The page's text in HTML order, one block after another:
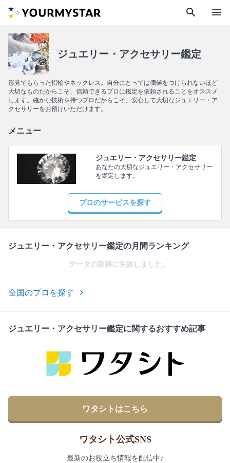
search menu
ジュエリー・アクセサリー鑑定
形見でもらった指輪やネックレス。自分にとっては価値をつけられないほど
大切なものだからこそ、信頼できるプロに鑑定を依頼されることをオススメ
します。確かな技術を持つプロだからこそ、安心して大切なジュエリー・ア
クセサリーをお預けいただけます。
メニュー
ジュエリー・アクセサリー鑑定
あなたの大切なジュエリー・アクセサリー
を鑑定します。
プロのサービスを探す
ジュエリー・アクセサリー鑑定の月間ランキング
データの取得に失敗しました。
全国のプロを探す
ジュエリー・アクセサリー鑑定に関するおすすめ記事
ワタシトはこちら
ワタシト公式SNS
最新のお役立ち情報を配信中♪